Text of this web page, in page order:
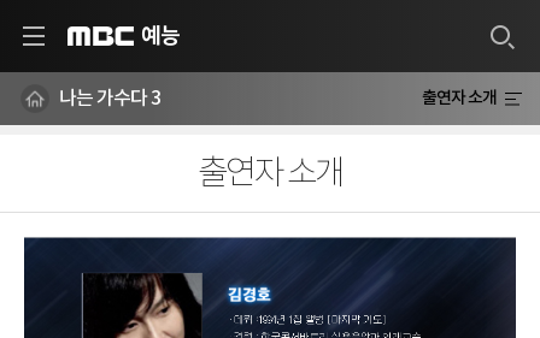
예능
나는 가수다 3 출연자 소개
출연자 소개